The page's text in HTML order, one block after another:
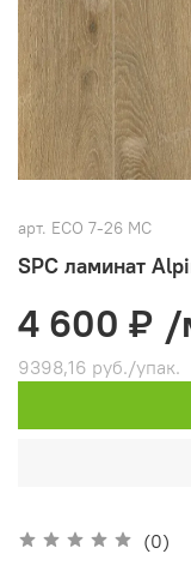
арт. ECO 7-26 MC
SPC ламинат
(0)
4 600 ₽ /
9398,16 руб./упак.